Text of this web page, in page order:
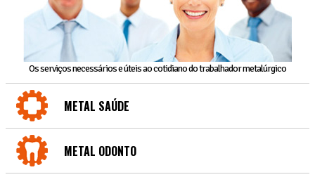
Os serviços necessários e úteis ao cotidiano do trabalhador metalúrgico
METAL SAÚDE
METAL ODONTO